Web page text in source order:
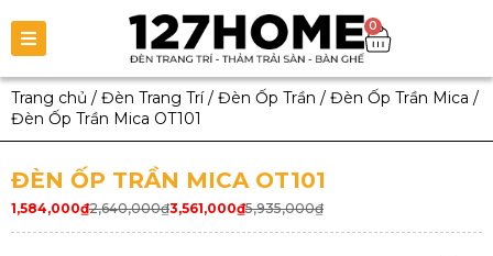
0
Trang chủ / Đèn Trang Trí/ Đèn Ốp Trần / Đèn Ốp Trần Mica /
Đèn Ốp Trần Mica OT101
ĐÈN ỐP TRẦN MICA OT101
2,640,000₫
1,584,000₫ 5,935,000₫
3,561,000₫